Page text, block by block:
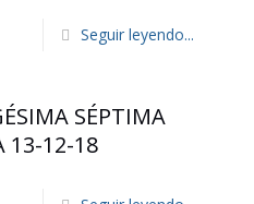
Seguir leyendo...
SÉPTIMA
13-12-18